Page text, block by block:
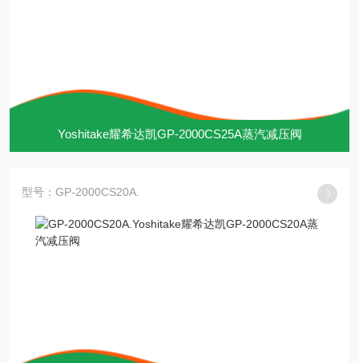
Yoshitake耀希达凯GP-2000CS25A蒸汽减压阀
型号：GP-2000CS20A.